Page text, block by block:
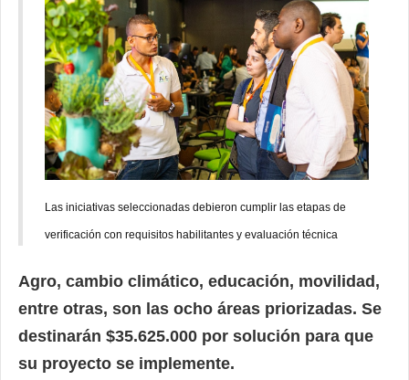
Las iniciativas seleccionadas debieron cumplir las etapas de
verificación con requisitos habilitantes y evaluación técnica
Agro, cambio climático, educación, movilidad,
entre otras, son las ocho áreas priorizadas. Se
destinarán $35.625.000 por solución para que
su proyecto se implemente.